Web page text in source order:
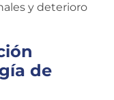
y deterioro
de